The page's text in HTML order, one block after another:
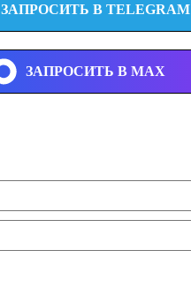
ЗАПРОСИТЬ В TELEGRAM
ЗАПРОСИТЬ В MAX